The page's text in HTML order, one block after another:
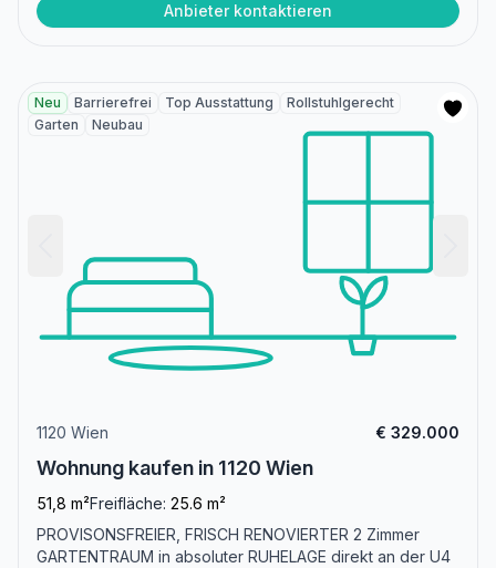
Anbieter kontaktieren
Neu Barrierefrei Top Ausstattung
Rollstuhlgerecht
Garten
Neubau
1120 Wien € 329.000
Wohnung kaufen in 1120 Wien
51,8 m²Freifläche: 25.6 m²
PROVISONSFREIER, FRISCH RENOVIERTER 2 Zimmer
GARTENTRAUM in absoluter RUHELAGE direkt an der U4